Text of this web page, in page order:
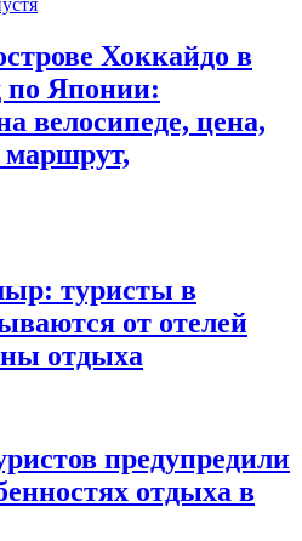
Хоккайдо в
по Японии:
велосипеде, цена,
маршрут,
туристы в
от отелей
отдыха
предупредили
отдыха в